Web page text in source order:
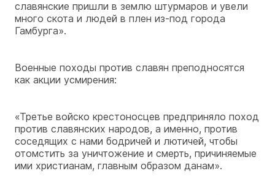
славянские пришли в землю штурмаров и увели
много скота и людей в плен из-под города
Гамбурга».
Военные походы против славян преподносятся
как акции усмирения:
«Третье войско крестоносцев предприняло поход
против славянских народов, а именно, против
соседящих с нами бодричей и лютичей, чтобы
отомстить за уничтожение и смерть, причиняемые
ими христианам, главным образом данам».